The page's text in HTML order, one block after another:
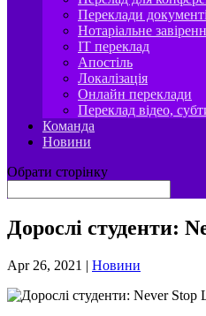
Переклади
Нотаріальне
IT переклад
Апостіль
Локалізація
Онлайн переклади
Переклад відео,
Команда
Новини
Обрати сторінку
Дорослі студенти:
Apr 26, 2021 | Новини